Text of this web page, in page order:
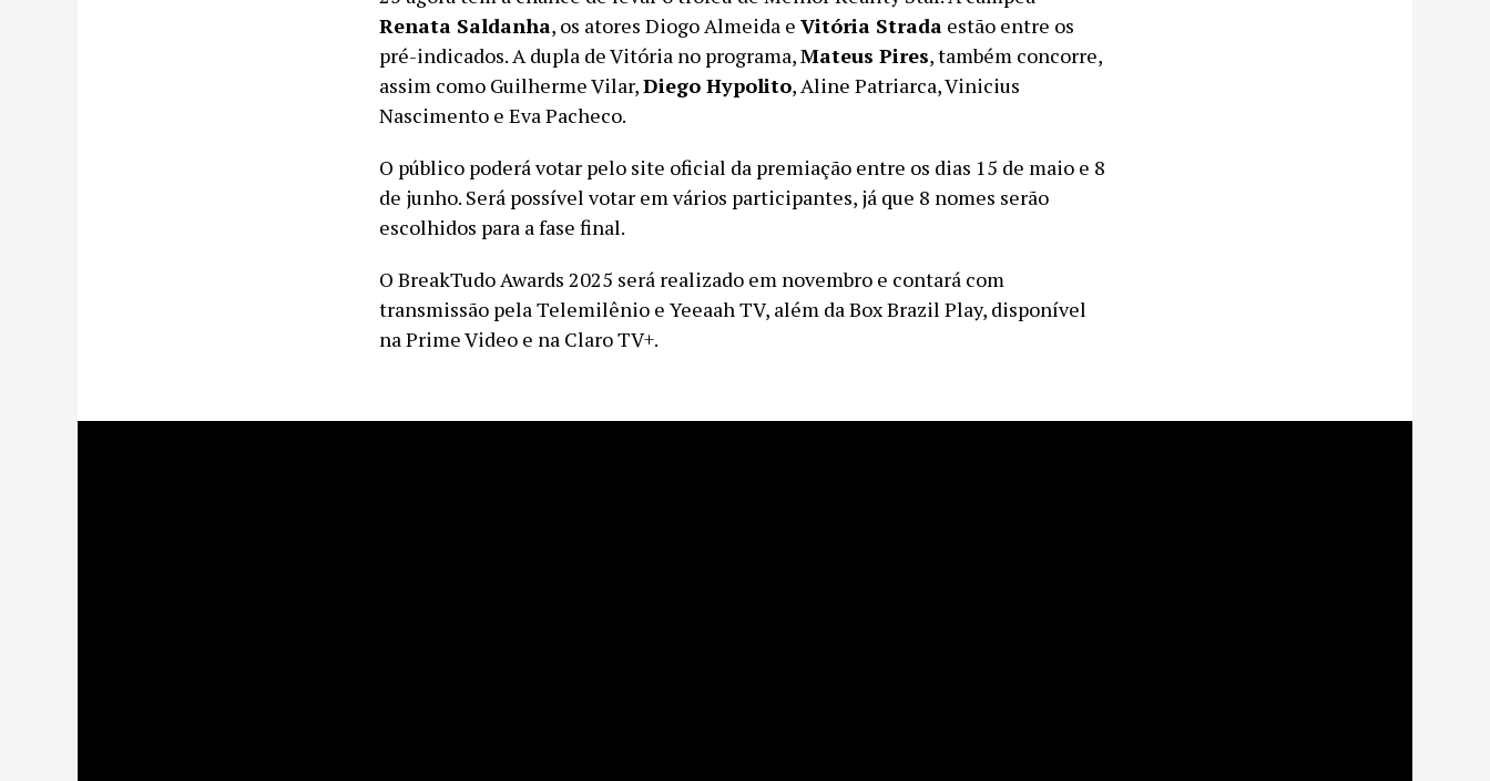
Renata Saldanha, os atores Diogo Almeida e Vitória Strada estão entre os
pré-indicados. A dupla de Vitória no programa,Mateus Pires, também concorre,
assim como Guilherme Vilar,Diego Hypolito, Aline Patriarca, Vinicius
Nascimento e Eva Pacheco.
O público poderá votar pelo site oficial da premiação entre os dias 15 de maio e 8
de junho. Será possível votar em vários participantes, já que 8 nomes serão
escolhidos para a fase final.
O BreakTudo Awards 2025 será realizado em novembro e contará com
transmissão pela Telemilênio e Yeeaah TV, além da Box Brazil Play, disponível
na Prime Video e na Claro TV+.